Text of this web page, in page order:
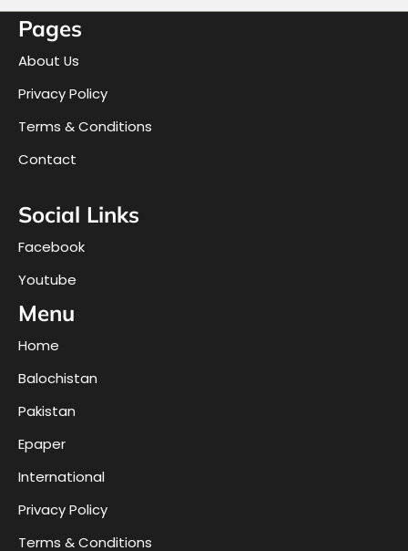
Pages
About Us
Privacy Policy
Terms & Conditions
Contact
Social Links
Facebook
Youtube
Menu
Home
Balochistan
Pakistan
Epaper
International
Privacy Policy
Terms & Conditions